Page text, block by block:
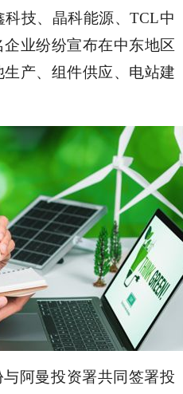
科技、晶科能源、TCL中
业纷纷宣布在中东地区
产、组件供应、电站建
阿曼投资署共同签署投